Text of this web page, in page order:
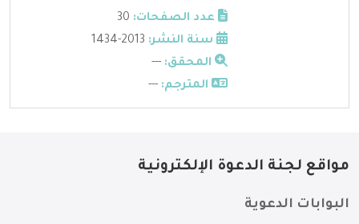
عدد الصفحات:
سنة النشر:
المحقق: ---
المترجم: ---
مواقع لجنة الدعوة الإلكترونية
البوابات الدعوية